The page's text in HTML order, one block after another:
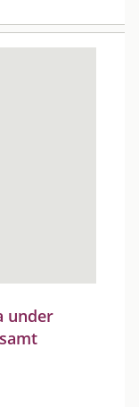
under